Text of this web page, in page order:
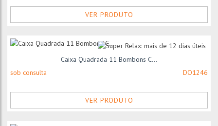
VER PRODUTO
Caixa Quadrada 11 Bombons C...
sob consulta
DO1246
VER PRODUTO